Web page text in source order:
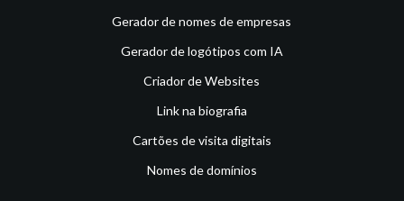
Gerador de nomes de empresas
Gerador de logótipos com IA
Criador de Websites
Link na biografia
Cartões de visita digitais
Nomes de domínios